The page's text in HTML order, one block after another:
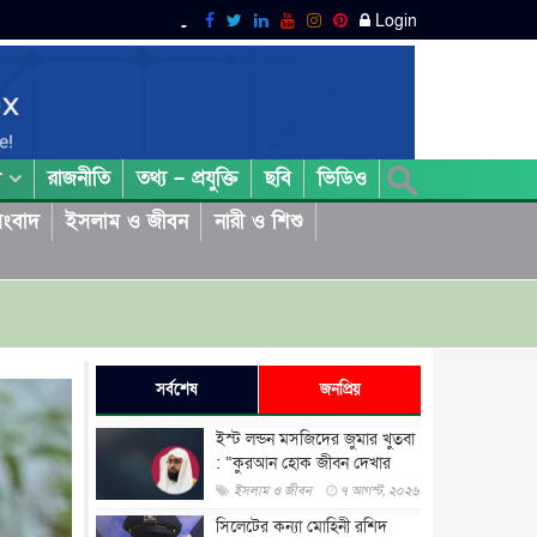
Login
রাজনীতি তথ্য – প্রযুক্তি ছবি
ভিডিও
ইসলাম ও জীবন
নারী ও শিশু
সর্বশেষ জনপ্রিয়
ইস্ট লন্ডন মসজিদের জুমার খুতবা
: “কুরআন হোক জীবন দেখার
লেন্স...ইসলাম ও জীবন ৭ আগস্ট, ২০২৬
সিলেটের কন্যা মোহিনী রশিদ